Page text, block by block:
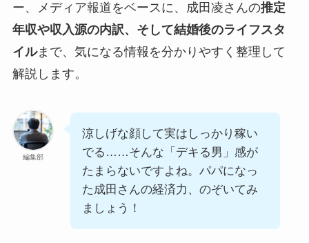
ー、メディア報道をベースに、成田凌さんの推定
年収や収入源の内訳、そして結婚後のライフスタ
イルまで、気になる情報を分かりやすく整理して
解説します。
編集部
涼しげな顔して実はしっかり稼い
でる……そんな「デキる男」感が
たまらないですよね。パパになっ
た成田さんの経済力、のぞいてみ
ましょう！